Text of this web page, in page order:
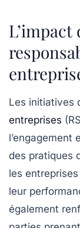
Les initiatives
entreprises
l’engagement
des pratiques
les
leur
également